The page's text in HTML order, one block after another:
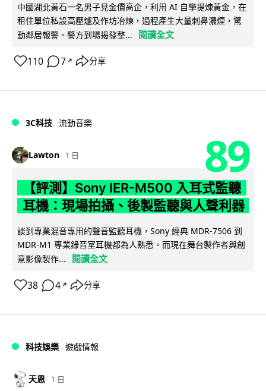
中國湖北黃石一名男子見金價高企，利用 AI 自學提煉黃金，在
租住單位私設高壓爐及作坊冶煉，過程產生大量刺鼻濃煙，驚
動鄰居報警。警方到場揭發整...
閱讀全文
110 7 ↗ 分享
3C科技 流動音樂
Lawton 1 日 89
【評測】Sony IER-M500 入耳式監聽
耳機：現場拍攝、後製監聽與人聲利器
談到專業混音專用的聲音監聽耳機，Sony 經典 MDR-7506 到
MDR-M1 專業錄音室耳機都為人熟悉。而現在舞台製作者與創
意影像製作...
閱讀全文
38 4 ↗ 分享
科技娛樂 遊戲情報
天恩 1 日